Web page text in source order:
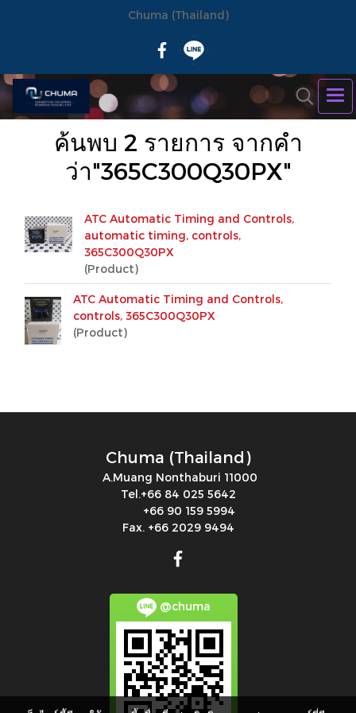
Chuma (Thailand)
ค้นพบ 2 รายการ จากคำ
ว่า"365C300Q30PX"
ATC Automatic Timing and Controls,
automatic timing, controls,
365C300Q30PX
(Product)
ATC Automatic Timing and Controls,
controls, 365C300Q30PX
(Product)
Chuma (Thailand)
A.Muang Nonthaburi 11000
Tel.+66 84 025 5642
+66 90 159 5994
Fax. +66 2029 9494
@chuma